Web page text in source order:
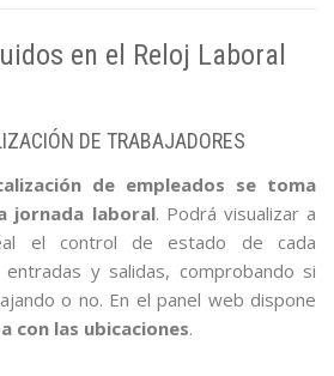
en el Reloj Laboral
DE TRABAJADORES
de empleados se toma
jornada laboral. Podrá visualizar a
el control de estado de cada
entradas y salidas, comprobando si
o no. En el panel web dispone
con las ubicaciones.